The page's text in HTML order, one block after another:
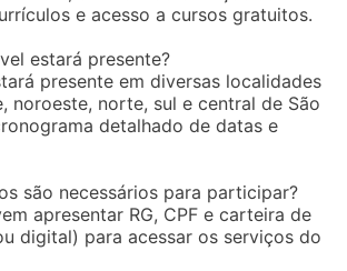
e acesso a cursos gratuitos.
estará presente?
presente em diversas localidades
noroeste, norte, sul e central de São
detalhado de datas e
são necessários para participar?
apresentar RG, CPF e carteira de
digital) para acessar os serviços do